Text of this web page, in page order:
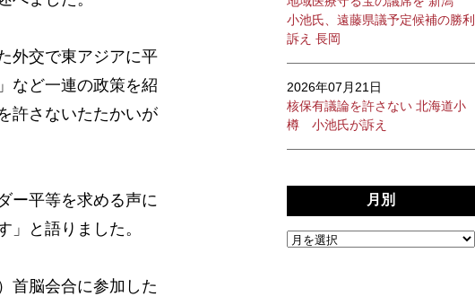
外交で東アジアに平
など一連の政策を紹
許さないたたかいが
ー平等を求める声に
と語りました。
首脳会合に参加した
小池氏、遠藤県議予定候補の勝利
訴え 長岡
2026年07月21日
核保有議論を許さない 北海道小
樽 小池氏が訴え
月別